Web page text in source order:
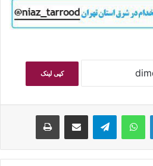
کپی لینک
لینکداین واتس آپ تلگرام اشتراک گذاری با ایمیل چاپ